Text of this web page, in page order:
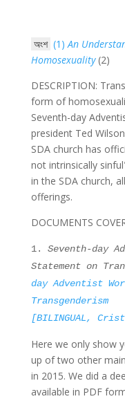
অংশ (1) An
Homosexuality(2)
DESCRIPTION:
form of
Seventh-day
president Ted
SDA church has
not intrinsically
in the SDA church,
offerings.
DOCUMENTS
1.
Seventh-day
Statement on
day Adventist
Transgenderism
[BILINGUAL,
Here we only show
up of two other
in 2015. We did a
available in PDF